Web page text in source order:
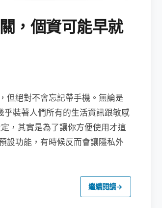
，個資可能早就
但絕對不會忘記帶手機。無論是
乎裝著人們所有的生活資訊跟敏感
，其實是為了讓你方便使用才這
設功能，有時候反而會讓隱私外
繼續閱讀→